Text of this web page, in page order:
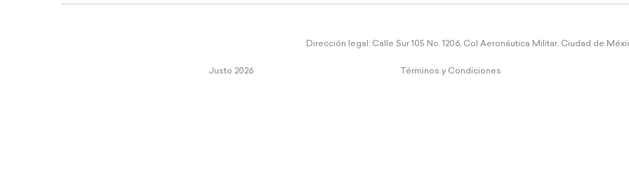
Dirección legal: Calle Sur 105 No. 1206, Col Aeronáutica Militar, Ciudad de
Justo 2026 Términos y Condiciones